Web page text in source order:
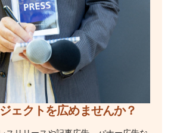
ェクトを広めませんか？